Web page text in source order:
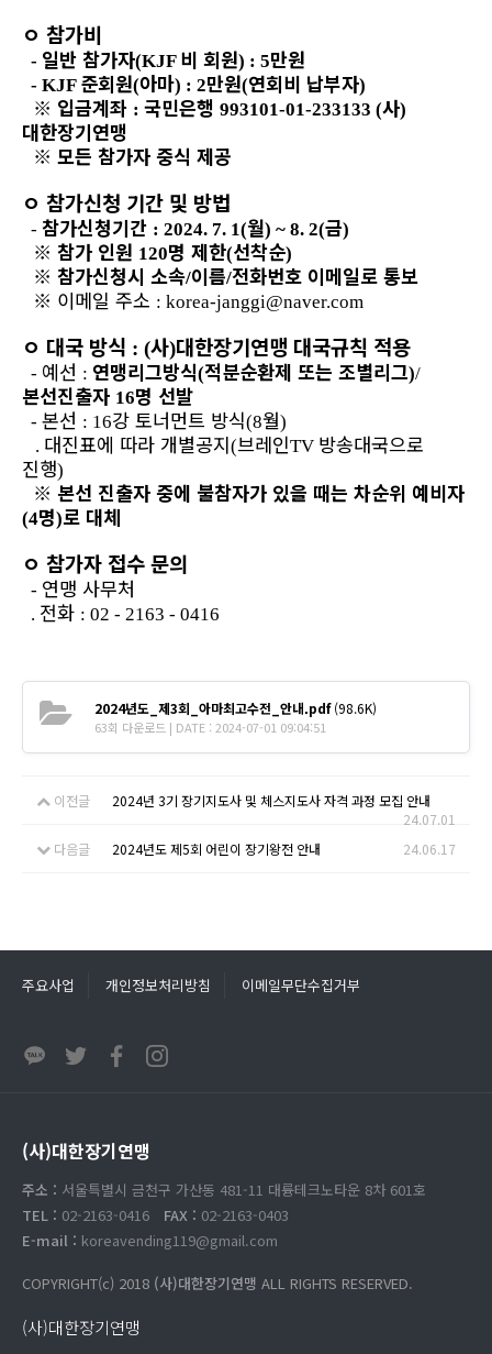
ㅇ 참가비
- 일반 참가자(KJF 비 회원) : 5만원
- KJF 준회원(아마) : 2만원(연회비 납부자)
※ 입금계좌 : 국민은행 993101-01-233133 (사)
대한장기연맹
※ 모든 참가자 중식 제공
ㅇ 참가신청 기간 및 방법
- 참가신청기간 : 2024. 7. 1(월) ~ 8. 2(금)
※ 참가 인원 120명 제한(선착순)
※ 참가신청시 소속/이름/전화번호 이메일로 통보
※ 이메일 주소 : korea-janggi@naver.com
ㅇ 대국 방식 : (사)대한장기연맹 대국규칙 적용
- 예선 : 연맹리그방식(적분순환제 또는 조별리그)/
본선진출자 16명 선발
- 본선 : 16강 토너먼트 방식(8월)
. 대진표에 따라 개별공지(브레인TV 방송대국으로
진행)
※ 본선 진출자 중에 불참자가 있을 때는 차순위 예비자
(4명)로 대체
ㅇ 참가자 접수 문의
- 연맹 사무처
. 전화 : 02 - 2163 - 0416
2024년도_제3회_아마최고수전_안내.pdf(98.6K)
63회 다운로드 | DATE : 2024-07-01 09:04:51
이전글
2024년 3기 장기지도사 및 체스지도사 자격 과정 모집 안내
24.07.01
다음글
2024년도 제5회 어린이 장기왕전 안내 24.06.17
주요사업 개인정보처리방침 이메일무단수집거부
(사)대한장기연맹
주소 : 서울특별시 금천구 가산동 481-11 대륭테크노타운 8차 601호
TEL : 02-2163-0416 FAX : 02-2163-0403
E-mail : koreavending119@gmail.com
COPYRIGHT(c) 2018 (사)대한장기연맹 ALL RIGHTS RESERVED.
(사)대한장기연맹